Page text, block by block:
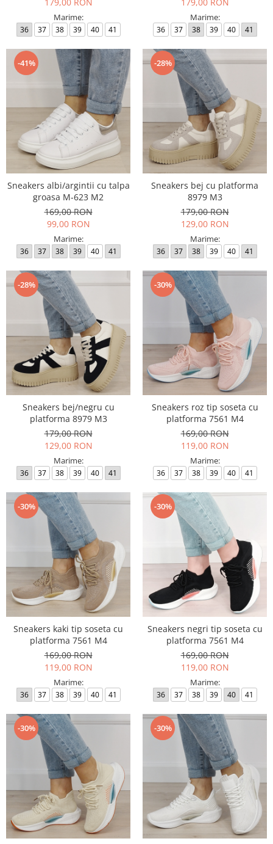
Marime:
36 37 38 39 40 41
Marime:
36 37 38 39 40 41
-41%
Sneakers albi/argintii cu talpa
groasa M-623 M2
169,00 RON
99,00 RON
Marime:
36 37 38 39 40 41
-28%
Sneakers bej cu platforma
8979 M3
179,00 RON
129,00 RON
Marime:
36 37 38 39 40 41
-28%
Sneakers bej/negru cu
platforma 8979 M3
179,00 RON
129,00 RON
Marime:
36 37 38 39 40 41
-30%
Sneakers roz tip soseta cu
platforma 7561 M4
169,00 RON
119,00 RON
Marime:
36 37 38 39 40 41
-30%
Sneakers kaki tip soseta cu
platforma 7561 M4
169,00 RON
119,00 RON
Marime:
36 37 38 39 40 41
-30%
Sneakers negri tip soseta cu
platforma 7561 M4
169,00 RON
119,00 RON
Marime:
36 37 38 39 40 41
-30% -30%